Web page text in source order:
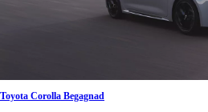
Toyota Corolla Begagnad